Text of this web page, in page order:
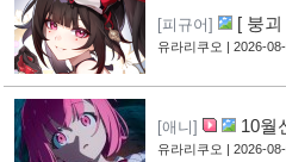
[피규어]
[ 붕괴
어 공개
[6]
유라리쿠오 | 2026-
[애니]
10월
영상 공개
[7]
유라리쿠오 | 2026-